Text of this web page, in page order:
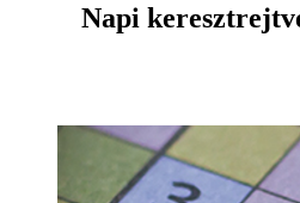
Napi